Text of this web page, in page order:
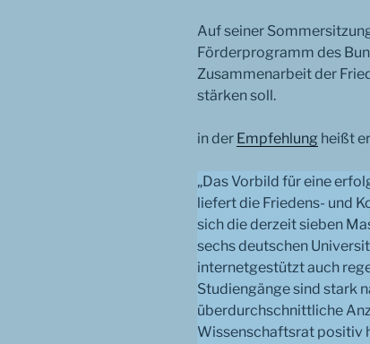
Auf seiner
Förderprogramm des
Zusammenarbeit der
stärken soll.
in der Empfehlung heißt
„Das Vorbild für eine
liefert die Friedens- und
sich die derzeit sieben
sechs deutschen
internetgestützt auch
Studiengänge sind stark
überdurchschnittliche
Wissenschaftsrat positiv